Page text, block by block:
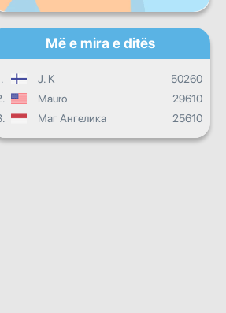
Më e mira e ditës
J. K
50260
Mauro
29610
Маг Ангелика 25610